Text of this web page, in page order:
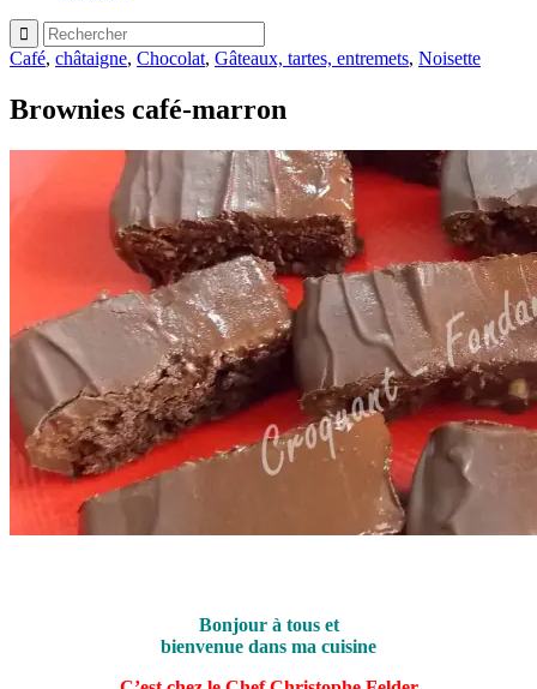
Café, châtaigne, Chocolat, Gâteaux, tartes, entremets, Noisette
Brownies café-marron
Bonjour à tous et
bienvenue dans ma cuisine